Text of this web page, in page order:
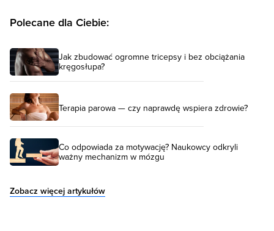
Polecane dla Ciebie:
Jak zbudować ogromne tricepsy i bez obciążania
kręgosłupa?
Terapia parowa — czy naprawdę wspiera zdrowie?
Co odpowiada za motywację? Naukowcy odkryli
ważny mechanizm w mózgu
Zobacz więcej artykułów